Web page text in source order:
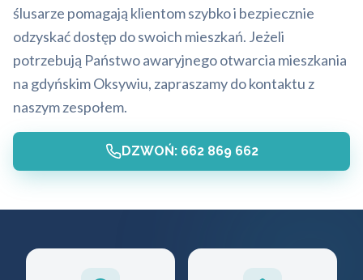
ślusarze pomagają klientom szybko i bezpiecznie
odzyskać dostęp do swoich mieszkań. Jeżeli
potrzebują Państwo awaryjnego otwarcia mieszkania
na gdyńskim Oksywiu, zapraszamy do kontaktu z
naszym zespołem.
DZWOŃ: 662 869 662